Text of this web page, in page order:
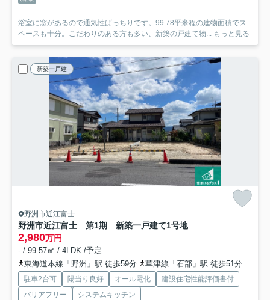
浴室に窓があるので通気性ばっちりです。99.78平米程の建物面積でス
ペースも十分。こだわりのある方も多い、新築の戸建て物... もっと見る
新築一戸建
野洲市近江富士
野洲市近江富士 第1期 新築一戸建て1号地
2,980万円
- / 99.57㎡ / 4LDK /予定
東海道本線「野洲」駅 徒歩59分
草津線「石部」駅 徒歩51分
駐車2台可 陽当り良好 オール電化
建設住宅性能評価書付
バリアフリー
システムキッチン